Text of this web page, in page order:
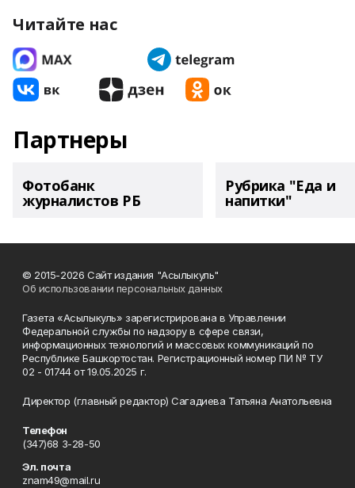
Читайте нас
Партнеры
Фотобанк
журналистов РБ
Рубрика "Еда и
напитки"
© 2015-2026 Сайт издания "Асылыкуль"
Об использовании персональных данных
Газета «Асылыкуль» зарегистрирована в Управлении
Федеральной службы по надзору в сфере связи,
информационных технологий и массовых коммуникаций по
Республике Башкортостан. Регистрационный номер ПИ № ТУ
02 - 01744 от 19.05.2025 г.
Директор (главный редактор) Сагадиева Татьяна Анатольевна
Телефон
(347)68 3-28-50
Эл. почта
znam49@mail.ru